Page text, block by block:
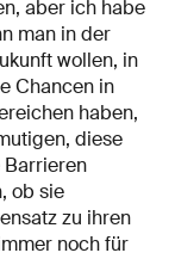
aber ich habe
man in der
wollen, in
Chancen in
haben,
diese
Barrieren
ob sie
zu ihren
noch für